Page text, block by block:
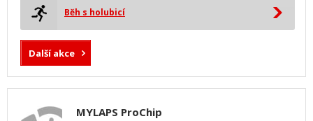
Běh s holubicí
Další akce
MYLAPS ProChip